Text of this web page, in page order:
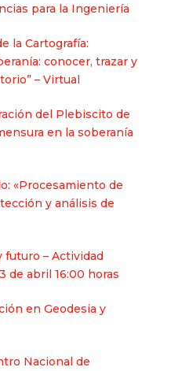
para la Ingeniería
la Cartografía:
conocer, trazar y
– Virtual
del Plebiscito de
en la soberanía
«Procesamiento de
y análisis de
futuro – Actividad
de abril 16:00 horas
en Geodesia y
Nacional de